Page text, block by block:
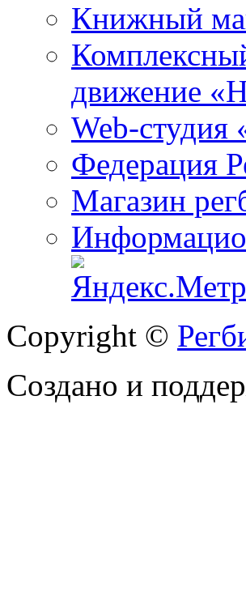
Книжный
движение
Web-студия
Федерация
Магазин
Copyright ©
Создано и